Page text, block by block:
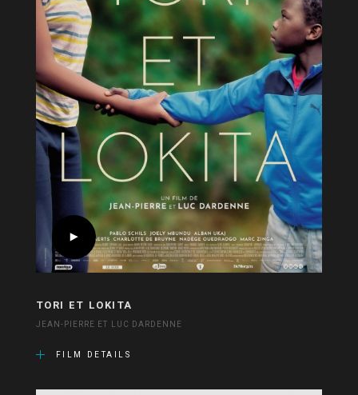
TORI ET LOKITA
JEAN-PIERRE ET LUC DARDENNE
FILM DETAILS